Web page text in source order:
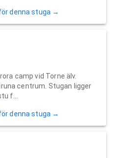
denna stuga →
camp vid Torne älv.
centrum. Stugan ligger
f...
denna stuga →